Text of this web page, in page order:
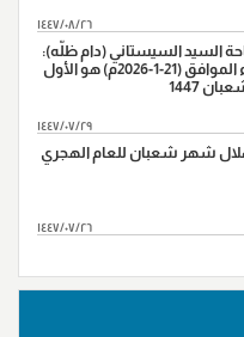
١٤٤٧/٠٨/٢٦
السيد السيستاني (دام ظلّه):
يوم الاربعاء الموافق (21-1-2026م) هو الأول
1447
١٤٤٧/٠٧/٢٩
شهر شعبان للعام الهجري
١٤٤٧/٠٧/٢٦